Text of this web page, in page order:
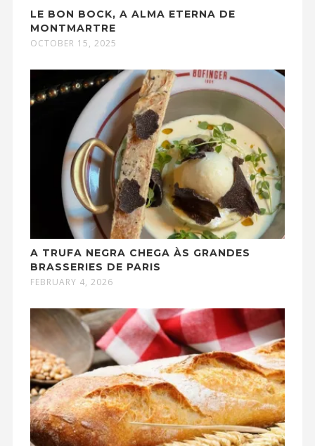
LE BON BOCK, A ALMA ETERNA DE
MONTMARTRE
OCTOBER 15, 2025
A TRUFA NEGRA CHEGA ÀS GRANDES
BRASSERIES DE PARIS
FEBRUARY 4, 2026